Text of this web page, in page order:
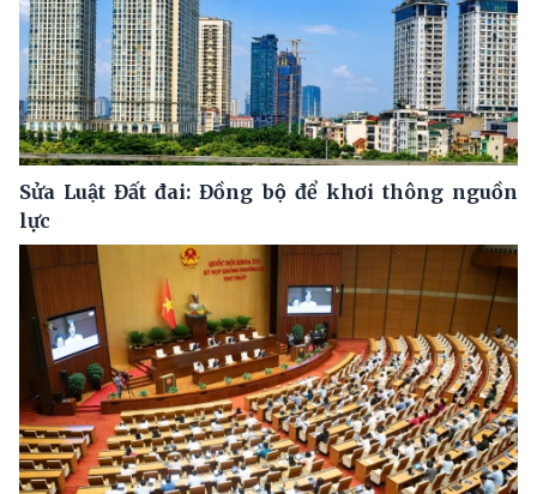
Sửa Luật Đất đai: Đồng bộ để khơi thông nguồn
lực